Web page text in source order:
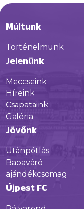
Múltunk
Történelmünk
Jelenünk
Meccseink
Híreink
Csapataink
Galéria
Jövőnk
Utánpótlás
Babaváró
ajándékcsomag
Újpest FC